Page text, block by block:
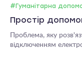
#Гуманітарна
Простір
Проблема, яку
відключенням